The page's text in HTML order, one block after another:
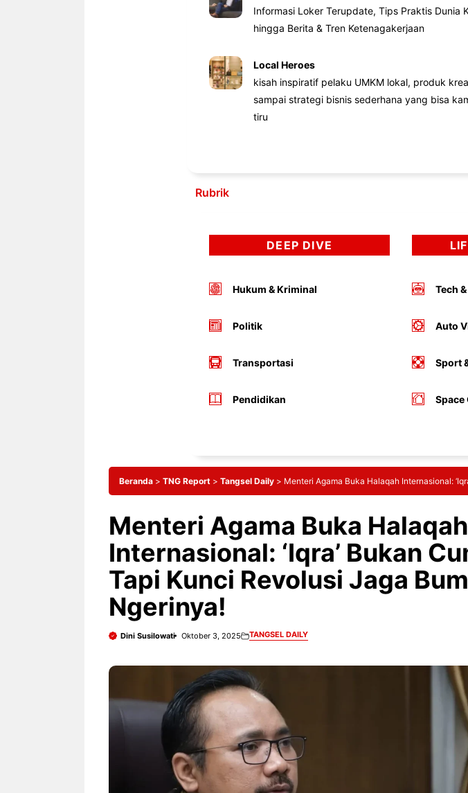
Informasi Loker Terupdate, Tips Praktis Dunia
hingga Berita & Tren Ketenagakerjaan
Local Heroes
kisah inspiratif pelaku UMKM lokal, produk
sampai strategi bisnis sederhana yang bisa
tiru
Rubrik
DEEP DIVE
Hukum & Kriminal
Politik
Transportasi
Pendidikan
Tech
Auto
Sport
Space
Beranda > TNG Report > Tangsel Daily > Menteri Agama Buka Halaqah Internasional:
Menteri Agama Buka Halaqah
Internasional: ‘Iqra’ Bukan
Tapi Kunci Revolusi Jaga
Ngerinya!
Dini Susilowati Oktober 3, 2025 TANGSEL DAILY
nama besar di dunia hiburan,
Nunung Srimulat dan Vicky
Prasetyo, kini merambah dunia
NEWS TNG– Bandung –
Menyambut pergantian tahun
2026, restoran all you can eat
Kakkoii All You Can Eat Bandung
menghadirkan ...
buat
jadi